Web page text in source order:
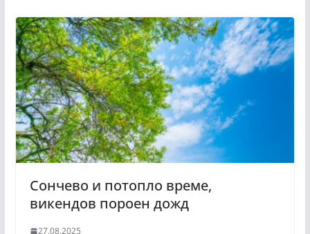
Сончево и потопло време,
викендов пороен дожд
27.08.2025